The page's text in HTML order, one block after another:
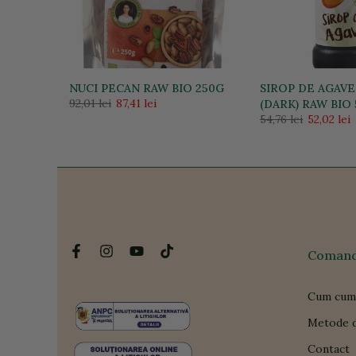
NUCI PECAN RAW BIO 250G
92,01 lei 87,41 lei
SIROP DE
(DARK) RAW
54,76 lei 52,02 lei
Cum
Metode
Contact